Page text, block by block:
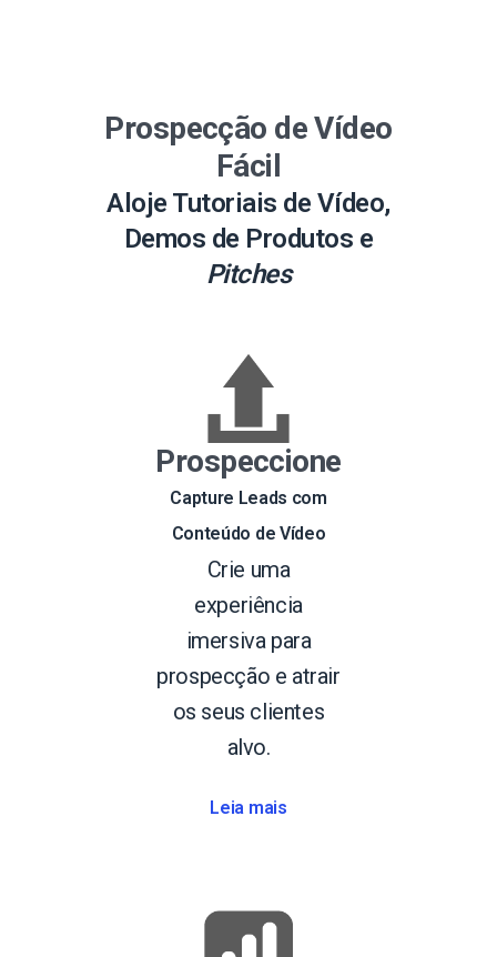
Prospecção de Vídeo
Fácil
Aloje Tutoriais de Vídeo,
Demos de Produtos e
Pitches
Prospeccione
Capture Leads com
Conteúdo de Vídeo
Crie uma
experiência
imersiva para
prospecção e atrair
os seus clientes
alvo.
Leia mais